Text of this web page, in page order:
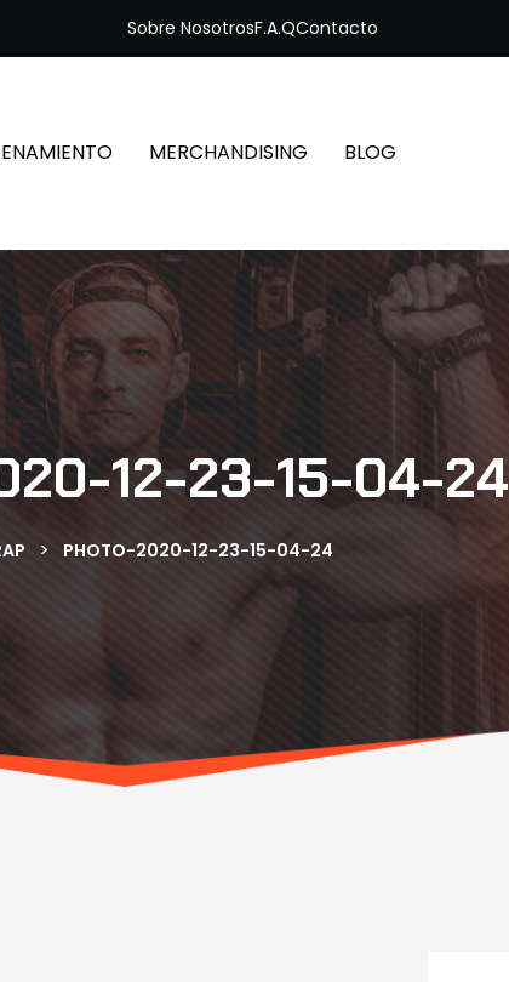
Sobre NosotrosF.A.QContacto
MERCHANDISING BLOG
12-23-15-04-24
> PHOTO-2020-12-23-15-04-24